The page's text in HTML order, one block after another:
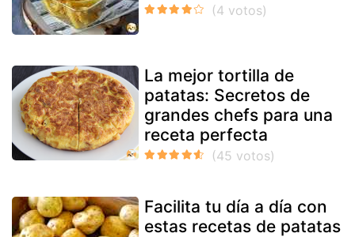
La mejor tortilla de
patatas: Secretos de
grandes chefs para una
receta perfecta
Facilita tu día a día con
estas recetas de patatas